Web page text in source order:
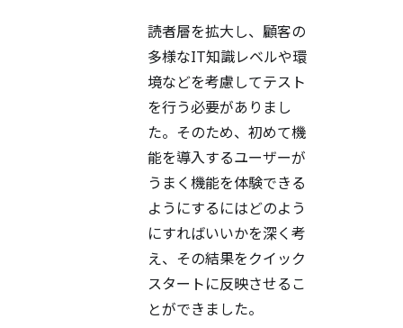
読者層を拡大し、顧客の
多様なIT知識レベルや環
境などを考慮してテスト
を行う必要がありまし
た。そのため、初めて機
能を導入するユーザーが
うまく機能を体験できる
ようにするにはどのよう
にすればいいかを深く考
え、その結果をクイック
スタートに反映させるこ
とができました。